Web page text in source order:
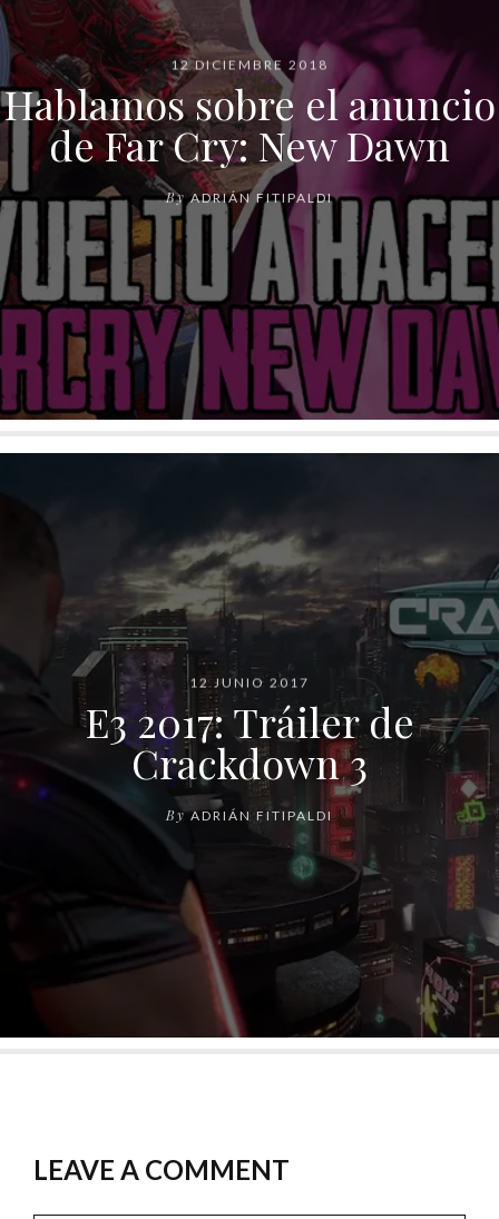
12 DICIEMBRE 2018
Hablamos sobre el anuncio
de Far Cry: New Dawn
By ADRIÁN FITIPALDI
12 JUNIO 2017
E3 2017: Tráiler de
Crackdown 3
By ADRIÁN FITIPALDI
LEAVE A COMMENT